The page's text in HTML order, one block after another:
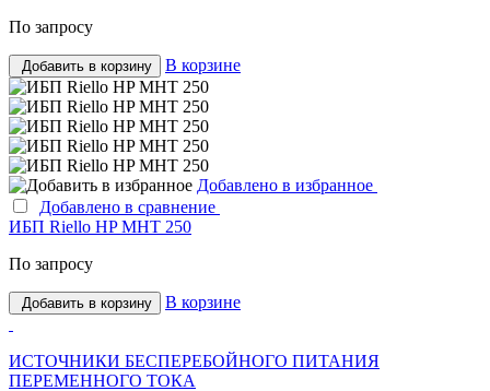
По запросу
Добавить в корзину В корзине
Добавлено в избранное
Добавлено в сравнение
ИБП Riello HP MHT 250
По запросу
Добавить в корзину В корзине
ИСТОЧНИКИ БЕСПЕРЕБОЙНОГО ПИТАНИЯ
ПЕРЕМЕННОГО ТОКА